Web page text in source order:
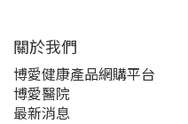
關於我們‎
博愛健康產品網購平台
博愛醫院
最新消息